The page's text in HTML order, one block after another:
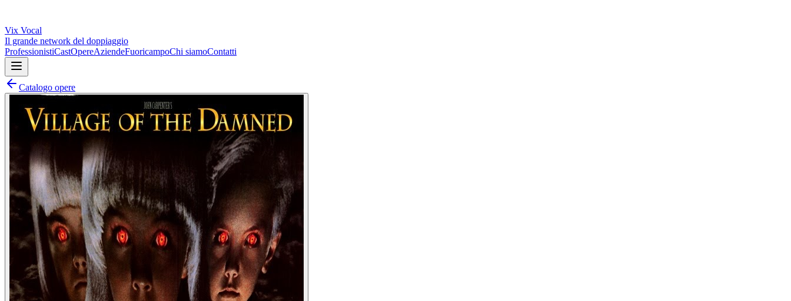
Vix Vocal
Il grande network del doppiaggio
ProfessionistiCastOpereAziendeFuoricampoChi siamoContatti
Catalogo opere